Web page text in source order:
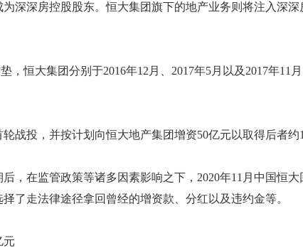
深深房控股股东。恒大集团旗下的地产业务则将注入深
，恒大集团分别于2016年12月、2017年5月以及2017年11
战投，并按计划向恒大地产集团增资50亿元以取得后者约
，在监管政策等诸多因素影响之下，2020年11月中国恒
了走法律途径拿回曾经的增资款、分红以及违约金等。
元